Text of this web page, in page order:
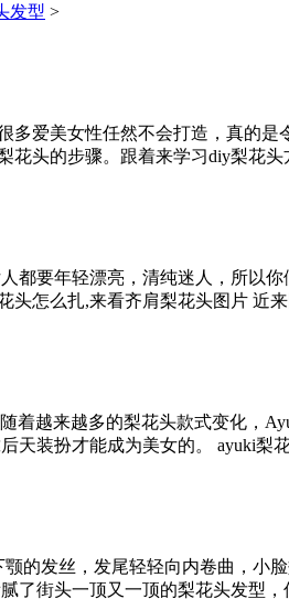
发型 >
爱美女性任然不会打造，真的是
花头的步骤。跟着来学习diy梨花头
都要年轻漂亮，清纯迷人，所以
头怎么扎,来看齐肩梨花头图片 近
着越来越多的梨花头款式变化，
天装扮才能成为美女的。 ayuki梨
的发丝，发尾轻轻向内卷曲，
了街头一顶又一顶的梨花头发型，